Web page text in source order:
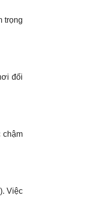
trọng
đối
chậm
Việc